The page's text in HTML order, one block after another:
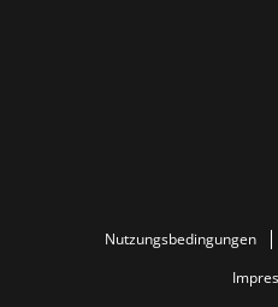
Nutzungsbedingungen